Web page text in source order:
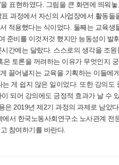
표현하였다. 그림을 큰 화면에 띄워
과정에서 자신의 사업장에서 활동
적용했다는 식이었다. 둘째는 교육생
준비를 이것저것 했지만 능동성이 발
간에는 달랐다. 스스로의 생각을 조
토론을 꺼려하는 이유가 무엇인지
끌어낼지는 교육을 기획하는 이들에
게 쉽지 않은 일이었다. 또한 강의
되어 강의에도 긍정적 효과가 날 수
은 2019년 제2기 과정의 과제로 남았다.
에서 한국노동사회연구소 노사관계
참여하기를 바란다.